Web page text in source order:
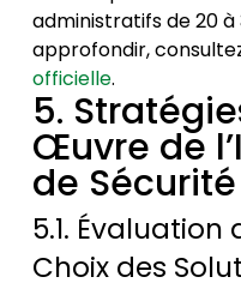
administratifs de 20 à
approfondir,
officielle.
5.
Œuvre de
de
5.1. Évaluation
Choix des